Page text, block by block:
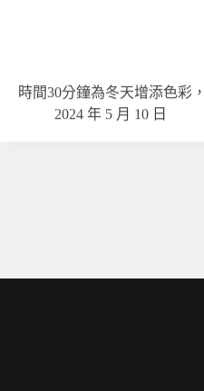
時間30分鐘為冬天增添色彩
2024 年 5 月 10 日